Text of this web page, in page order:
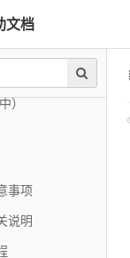
文档
）
事项
说明